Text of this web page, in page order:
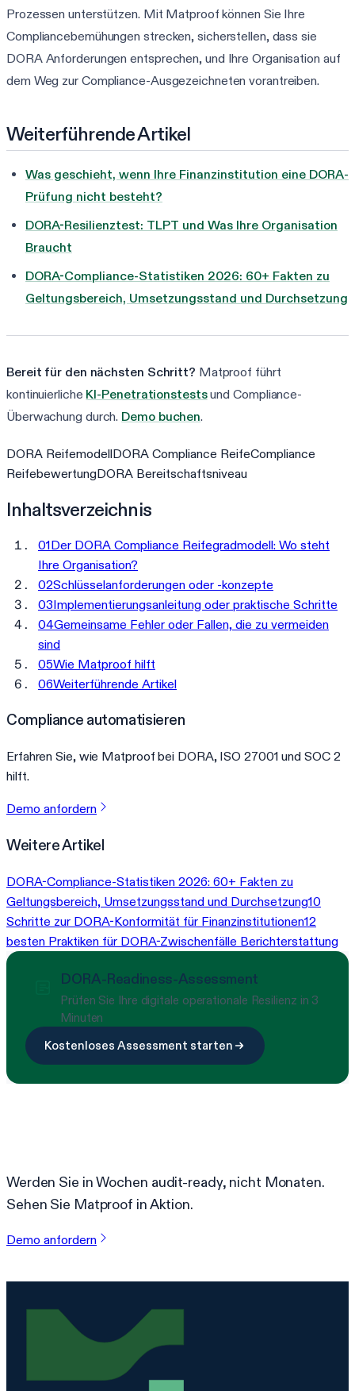
Prozessen unterstützen. Mit Matproof können Sie Ihre
Compliancebemühungen strecken, sicherstellen, dass sie
DORA Anforderungen entsprechen, und Ihre Organisation auf
dem Weg zur Compliance-Ausgezeichneten vorantreiben.
Weiterführende Artikel
Was geschieht, wenn Ihre Finanzinstitution eine DORA-
Prüfung nicht besteht?
DORA-Resilienztest: TLPT und Was Ihre Organisation
Braucht
DORA-Compliance-Statistiken 2026: 60+ Fakten zu
Geltungsbereich, Umsetzungsstand und Durchsetzung
Bereit für den nächsten Schritt? Matproof führt
kontinuierliche KI-Penetrationstestsund Compliance-
Überwachung durch. Demo buchen.
DORA ReifemodellDORA Compliance ReifeCompliance
ReifebewertungDORA Bereitschaftsniveau
Inhaltsverzeichnis
01Der DORA Compliance Reifegradmodell: Wo steht
Ihre Organisation?
02Schlüsselanforderungen oder -konzepte
03Implementierungsanleitung oder praktische Schritte
04Gemeinsame Fehler oder Fallen, die zu vermeiden
sind
05Wie Matproof hilft
06Weiterführende Artikel
Compliance automatisieren
Erfahren Sie, wie Matproof bei DORA, ISO 27001 und SOC 2
hilft.
Demo anfordern
Weitere Artikel
DORA-Compliance-Statistiken 2026: 60+ Fakten zu
Geltungsbereich, Umsetzungsstand und Durchsetzung10
Schritte zur DORA-Konformität für Finanzinstitutionen12
besten Praktiken für DORA-Zwischenfälle Berichterstattung
DORA-Readiness-Assessment
Prüfen Sie Ihre digitale operationale Resilienz in 3
Minuten
Kostenloses Assessment starten
Werden Sie in Wochen audit-ready, nicht Monaten.
Sehen Sie Matproof in Aktion.
Demo anfordern